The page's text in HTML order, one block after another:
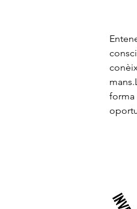
mans.